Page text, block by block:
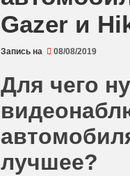
Gazer и
Запись на 08/08/2019
Для чего
лучшее?